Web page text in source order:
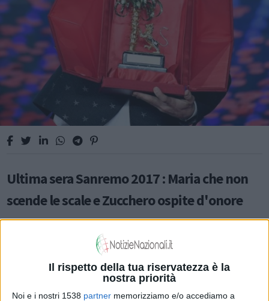
Il rispetto della tua riservatezza è la
nostra priorità
Noi e i nostri 1538 partner memorizziamo e/o accediamo a
Ultima sera Sanremo 2017 : Maria che non
scende le scale e Zucchero ospite d'onore
MUSICA E SPETTACOLO